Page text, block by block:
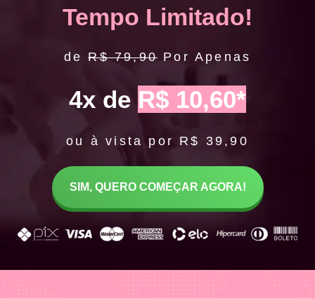
Tempo Limitado!
deR$ 79,90 Por Apenas
4x de R$ 10,60*
ou à vista por R$ 39,90
SIM, QUERO COMEÇAR AGORA!